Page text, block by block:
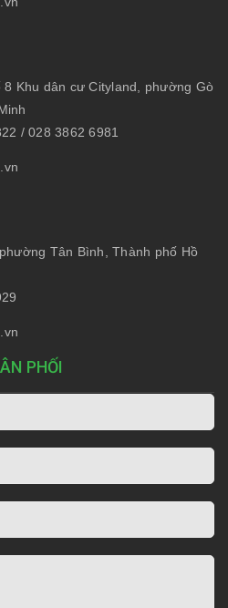
Khu dân cư Cityland, phường Gò
/ 028 3862 6981
Tân Bình, Thành phố Hồ
PHỐI